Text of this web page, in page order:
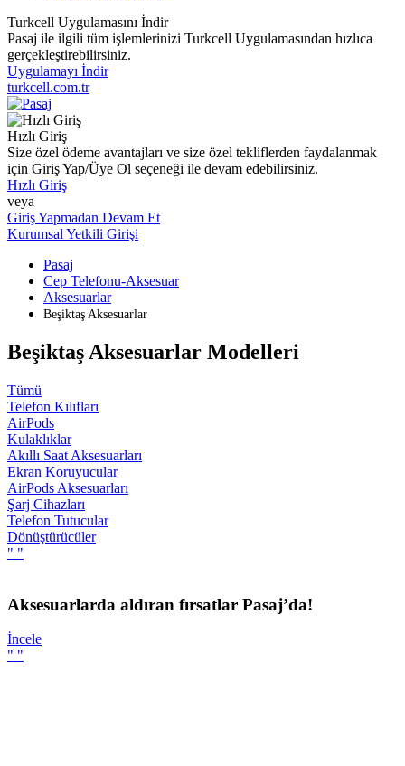
Turkcell Uygulamasını İndir
Pasaj ile ilgili tüm işlemlerinizi Turkcell Uygulamasından hızlıca
gerçekleştirebilirsiniz.
Uygulamayı İndir
turkcell.com.tr
Hızlı Giriş
Size özel ödeme avantajları ve size özel tekliflerden faydalanmak
için Giriş Yap/Üye Ol seçeneği ile devam edebilirsiniz.
Hızlı Giriş
veya
Giriş Yapmadan Devam Et
Kurumsal Yetkili Girişi
Pasaj
Cep Telefonu-Aksesuar
Aksesuarlar
Beşiktaş Aksesuarlar
Beşiktaş Aksesuarlar Modelleri
Tümü
Telefon Kılıfları
AirPods
Kulaklıklar
Akıllı Saat Aksesuarları
Ekran Koruyucular
AirPods Aksesuarları
Şarj Cihazları
Telefon Tutucular
Dönüştürücüler
" "
Aksesuarlarda aldıran fırsatlar Pasaj’da!
İncele
" "